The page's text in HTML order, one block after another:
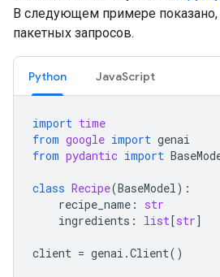
В следующем примере показано,
пакетных запросов.
Python JavaScript
import time
from google import genai
from pydantic import
class Recipe(BaseModel):
recipe_name :
str
ingredients : list[str]
client = genai .Client()